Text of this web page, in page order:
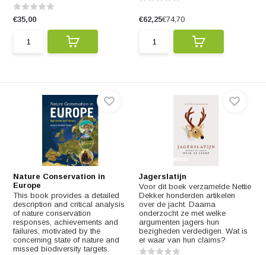
€35,00 €62,25€74,70
Nature Conservation in
Europe
This book provides a detailed
description and critical analysis
of nature conservation
responses, achievements and
failures, motivated by the
concerning state of nature and
missed biodiversity targets.
Jagerslatijn
Voor dit boek verzamelde Nettie
Dekker honderden artikelen
over de jacht. Daarna
onderzocht ze met welke
argumenten jagers hun
bezigheden verdedigen. Wat is
er waar van hun claims?